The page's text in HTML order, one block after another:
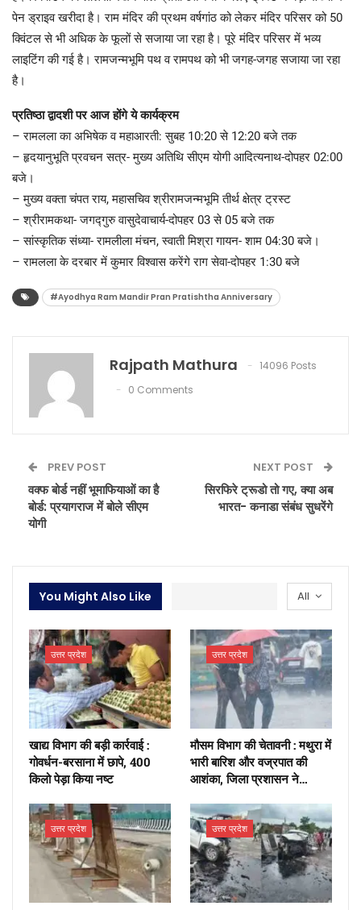
पेन ड्राइव खरीदा है। राम मंदिर की प्रथम वर्षगांठ को लेकर मंदिर परिसर को 50
क्विंटल से भी अधिक के फूलों से सजाया जा रहा है। पूरे मंदिर परिसर में भव्य
लाइटिंग की गई है। रामजन्मभूमि पथ व रामपथ को भी जगह-जगह सजाया जा रहा
है।
प्रतिष्ठा द्वादशी पर आज होंगे ये कार्यक्रम
– रामलला का अभिषेक व महाआरती: सुबह 10:20 से 12:20 बजे तक
– हृदयानुभूति प्रवचन सत्र- मुख्य अतिथि सीएम योगी आदित्यनाथ-दोपहर 02:00
बजे।
– मुख्य वक्ता चंपत राय, महासचिव श्रीरामजन्मभूमि तीर्थ क्षेत्र ट्रस्ट
– श्रीरामकथा- जगद्गुरु वासुदेवाचार्य-दोपहर 03 से 05 बजे तक
– सांस्कृतिक संध्या- रामलीला मंचन, स्वाती मिश्रा गायन- शाम 04:30 बजे।
– रामलला के दरबार में कुमार विश्वास करेंगे राग सेवा-दोपहर 1:30 बजे
#Ayodhya Ram Mandir Pran Pratishtha Anniversary
Rajpath Mathura
14096 Posts
0 Comments
PREV POST
वक्फ बोर्ड नहीं भूमाफियाओं का है
बोर्ड: प्रयागराज में बोले सीएम
योगी
NEXT POST
सिरफिरे ट्रूडो तो गए, क्या अब
भारत- कनाडा संबंध सुधरेंगे
All
You Might Also Like
उत्तर प्रदेश
खाद्य विभाग की बड़ी कार्रवाई :
गोवर्धन-बरसाना में छापे, 400
किलो पेड़ा किया नष्ट
उत्तर प्रदेश
मौसम विभाग की चेतावनी : मथुरा में
भारी बारिश और वज्रपात की
आशंका, जिला प्रशासन ने…
उत्तर प्रदेश उत्तर प्रदेश